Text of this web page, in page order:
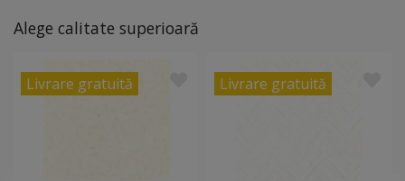
Alege calitate superioară
Livrare gratuită Livrare gratuită